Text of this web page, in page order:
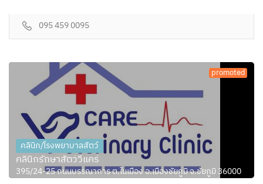
095 459 0095
promoted
คลินิก/โรงพยาบาลสัตว์
คลินิกรักษาสัตว์วีแคร์
395/24-25 ถนนบรรณาการ ต.ในเมือง อ.เมืองชัยภูมิ จ.ชัยภูมิ 36000